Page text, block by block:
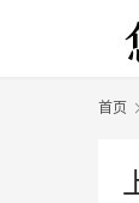
首页